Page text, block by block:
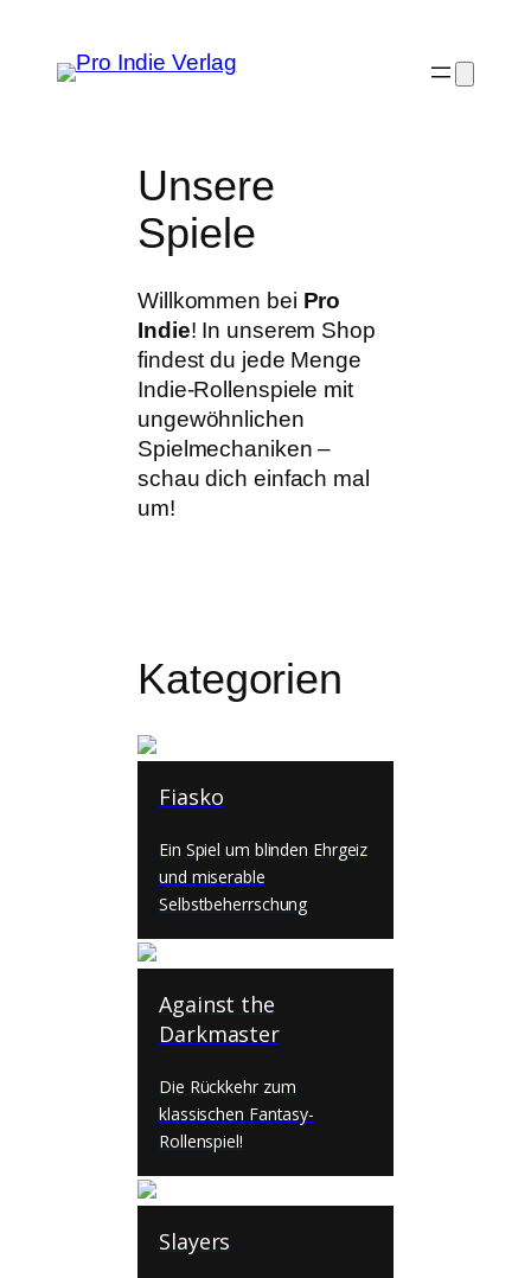
springen
Unsere
Spiele
Willkommen bei Pro
Indie! In unserem Shop
findest du jede Menge
Indie-Rollenspiele mit
ungewöhnlichen
Spielmechaniken –
schau dich einfach mal
um!
Kategorien
Fiasko
Ein Spiel um blinden Ehrgeiz
und miserable
Selbstbeherrschung
Against the
Darkmaster
Die Rückkehr zum
klassischen Fantasy-
Rollenspiel!
Slayers